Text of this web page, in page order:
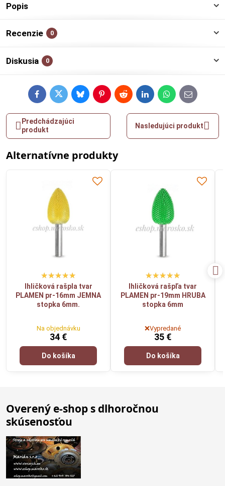
Popis
Recenzie 0
Diskusia 0
FacebookTwitterBlueskyPinterestRedditLinkedInWhatsApp
E-
mail
Predchádzajúci
produkt
Nasledujúci produkt
Alternatívne produkty
Ihličková rašpla tvar
PLAMEN pr-16mm JEMNA
stopka 6mm.
Na objednávku
34 €
Do košíka
Ihličková rašpľa tvar
PLAMEN pr-19mm HRUBA
stopka 6mm
❌Vypredané
35 €
Do košíka
Overený e-shop s dlhoročnou
skúsenosťou